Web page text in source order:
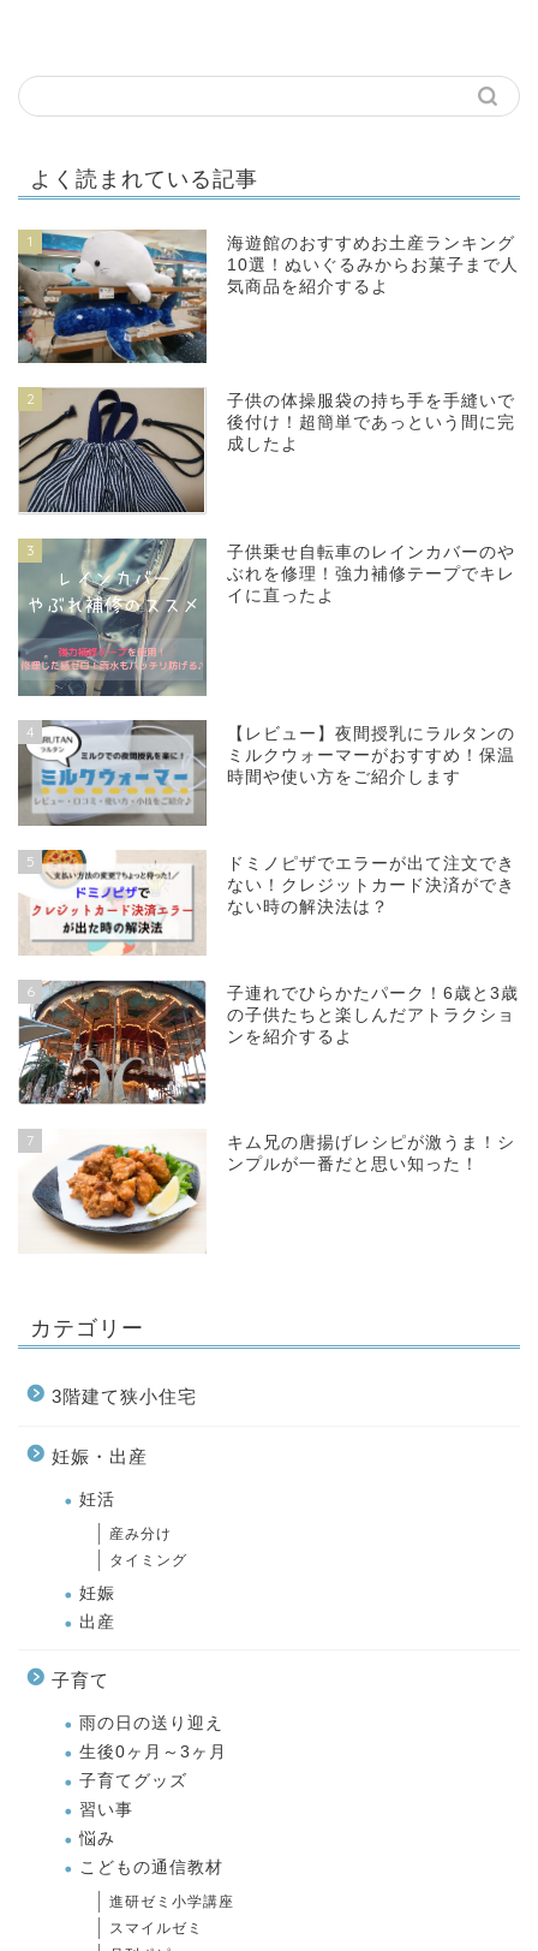
よく読まれている記事
1
海遊館のおすすめお土産ランキング
10選！ぬいぐるみからお菓子まで人
気商品を紹介するよ
2
子供の体操服袋の持ち手を手縫いで
後付け！超簡単であっという間に完
成したよ
3
子供乗せ自転車のレインカバーのや
ぶれを修理！強力補修テープでキレ
イに直ったよ
4
【レビュー】夜間授乳にラルタンの
ミルクウォーマーがおすすめ！保温
時間や使い方をご紹介します
5
ドミノピザでエラーが出て注文でき
ない！クレジットカード決済ができ
ない時の解決法は？
6
子連れでひらかたパーク！6歳と3歳
の子供たちと楽しんだアトラクショ
ンを紹介するよ
7
キム兄の唐揚げレシピが激うま！シ
ンプルが一番だと思い知った！
カテゴリー
3階建て狭小住宅
妊娠・出産
妊活
産み分け
タイミング
妊娠
出産
子育て
雨の日の送り迎え
生後0ヶ月～3ヶ月
子育てグッズ
習い事
悩み
こどもの通信教材
進研ゼミ小学講座
スマイルゼミ